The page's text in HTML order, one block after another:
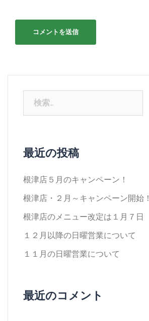
最近の投稿
根津店５月のキャンペーン！
根津店・２月～キャンペーン開始！
根津店のメニュー改定は１月７日
１２月以降の日曜営業について
１１月の日曜営業について
最近のコメント